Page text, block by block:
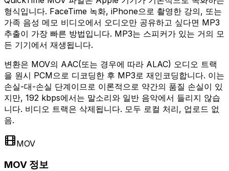
형식입니다. FaceTime 녹화, iPhone으로 촬영한 강의, 또는
가족 음성 메모 비디오에서 오디오만 공유하고 싶다면 MP3
추출이 가장 빠른 방법입니다. MP3는 스피커가 있는 거의 모
든 기기에서 재생됩니다.
변환은 MOV의 AAC(또는 경우에 따라 ALAC) 오디오 트랙
을 원시 PCM으로 디코딩한 후 MP3로 재인코딩합니다. 이는
손실-대-손실 단계이므로 이론적으로 약간의 품질 손실이 있
지만, 192 kbps에서는 말소리와 일반 음악에서 들리지 않습
니다. 비디오 트랙은 삭제됩니다. 모두 로컬 처리, 업로드 없
음.
MOV
MOV 정보